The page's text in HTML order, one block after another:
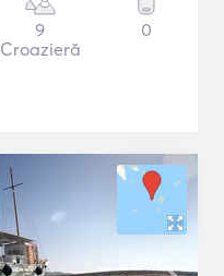
9
Croazieră
0